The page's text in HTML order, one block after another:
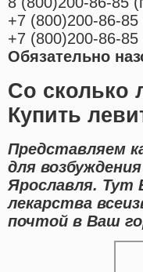
+7 (800)200-86-85
+7 (800)200-86-85
Обязательно
Со сколько
Купить
Представляем
для
Ярославля. Тут
лекарства
почтой в Ваш